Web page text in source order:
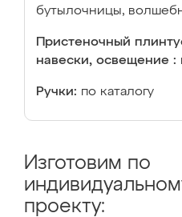
бутылочницы,
Пристеночный
навески, освещение :
Ручки: по каталогу
Изготовим по
проекту: